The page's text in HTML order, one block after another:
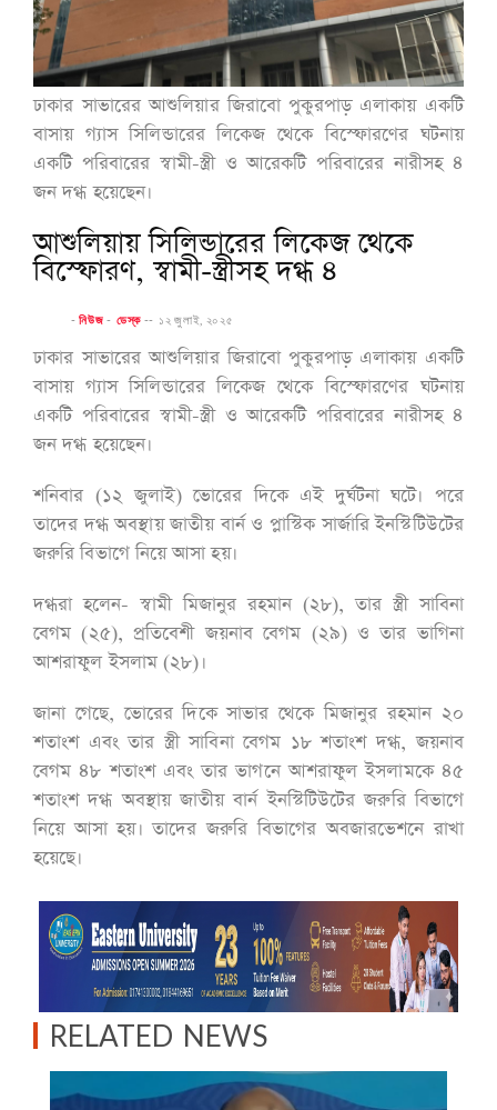
ঢাকার সাভারের আশুলিয়ার জিরাবো পুকুরপাড় এলাকায় একটি
বাসায় গ্যাস সিলিন্ডারের লিকেজ থেকে বিস্ফোরণের ঘটনায়
একটি পরিবারের স্বামী-স্ত্রী ও আরেকটি পরিবারের নারীসহ ৪
জন দগ্ধ হয়েছেন।
আশুলিয়ায় সিলিন্ডারের লিকেজ থেকে
বিস্ফোরণ, স্বামী-স্ত্রীসহ দগ্ধ ৪
-নিউজ - ডেস্ক -- ১২ জুলাই, ২০২৫
ঢাকার সাভারের আশুলিয়ার জিরাবো পুকুরপাড় এলাকায় একটি
বাসায় গ্যাস সিলিন্ডারের লিকেজ থেকে বিস্ফোরণের ঘটনায়
একটি পরিবারের স্বামী-স্ত্রী ও আরেকটি পরিবারের নারীসহ ৪
জন দগ্ধ হয়েছেন।
শনিবার (১২ জুলাই) ভোরের দিকে এই দুর্ঘটনা ঘটে। পরে
তাদের দগ্ধ অবস্থায় জাতীয় বার্ন ও প্লাস্টিক সার্জারি ইনস্টিটিউটের
জরুরি বিভাগে নিয়ে আসা হয়।
দগ্ধরা হলেন- স্বামী মিজানুর রহমান (২৮), তার স্ত্রী সাবিনা
বেগম (২৫), প্রতিবেশী জয়নাব বেগম (২৯) ও তার ভাগিনা
আশরাফুল ইসলাম (২৮)।
জানা গেছে, ভোরের দিকে সাভার থেকে মিজানুর রহমান ২০
শতাংশ এবং তার স্ত্রী সাবিনা বেগম ১৮ শতাংশ দগ্ধ, জয়নাব
বেগম ৪৮ শতাংশ এবং তার ভাগনে আশরাফুল ইসলামকে ৪৫
শতাংশ দগ্ধ অবস্থায় জাতীয় বার্ন ইনস্টিটিউটের জরুরি বিভাগে
নিয়ে আসা হয়। তাদের জরুরি বিভাগের অবজারভেশনে রাখা
হয়েছে।
RELATED NEWS